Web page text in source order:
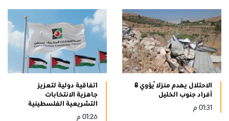
الاحتلال يهدم منزلًا يؤوي 8
أفراد جنوب الخليل
01:31 م
اتفاقية دولية لتعزيز
جاهزية الانتخابات
التشريعية الفلسطينية
01:26 م